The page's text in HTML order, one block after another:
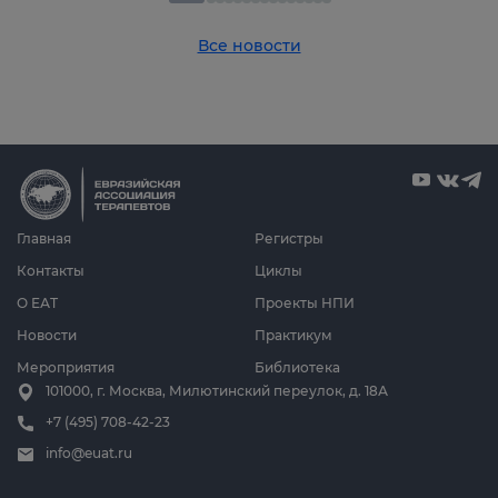
Все новости
Главная
О ЕАТ
Новости
Мероприятия
Циклы
Проекты НПИ
Практикум
Библиотека
Регистры
Контакты
101000, г. Москва, Милютинский переулок, д. 18А
+7 (495) 708-42-23
info@euat.ru